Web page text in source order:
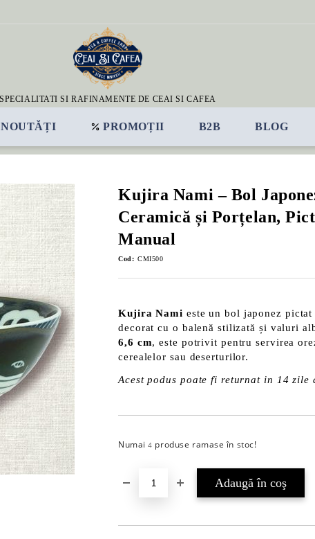
SPECIALITATI SI RAFINAMENTE DE CEAI SI CAFEA
NOUTĂȚI PROMOȚII B2B BLOG
Kujira Nami – Bol
Ceramică și Porțelan,
Manual
Cod: CMI500
Kujira Nami este un bol japonez
decorat cu o balenă stilizată și valuri
6,6 cm, este potrivit pentru servirea
cerealelor sau deserturilor.
Acest podus poate fi returnat in 14 zile
Numai4 produse ramase în stoc!